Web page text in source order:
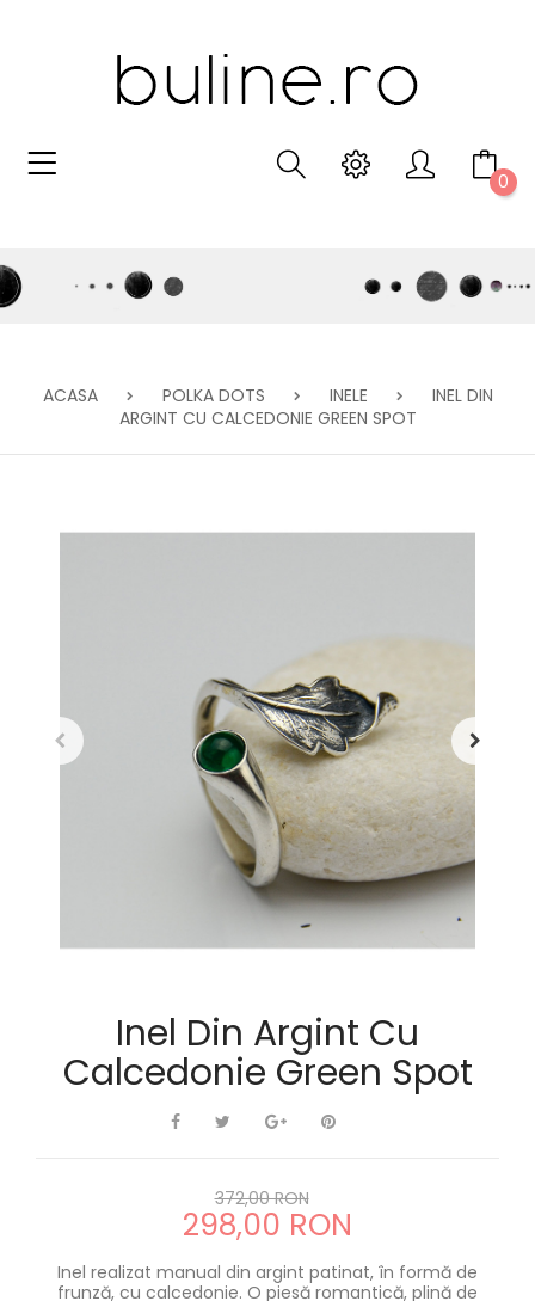
0
ACASA POLKA DOTS INELE
INEL DIN
ARGINT CU CALCEDONIE GREEN SPOT
Inel Din Argint Cu
Calcedonie Green Spot
372,00 RON
298,00 RON
Inel realizat manual din argint patinat, în formă de
frunză, cu calcedonie. O piesă romantică, plină de